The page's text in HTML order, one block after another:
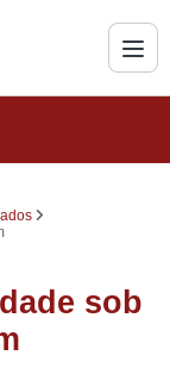
sob